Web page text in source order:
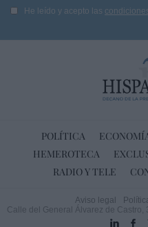
He leído y acepto las
POLÍTICA
HEMEROTECA
RADIO Y TELE
Aviso legal
Calle del General Álvarez de Castro,